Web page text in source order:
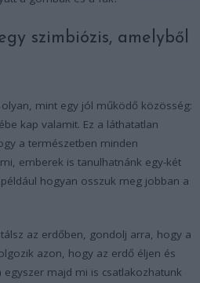
szimbiózis, amelyből
mint egy jól működő közösség:
kap valamit. Ez a láthatatlan
a természetben minden
emberek is tanulhatnánk egy-két
hogyan osszuk meg jobban a
az erdőben, gondolj arra, hogy a
azon, hogy az erdő éljen és
egyszer majd mi is csatlakozhatunk